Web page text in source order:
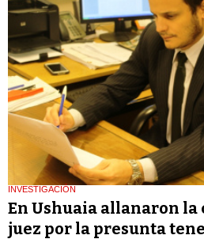
INVESTIGACIÓN
En Ushuaia allanaron la
juez por la presunta